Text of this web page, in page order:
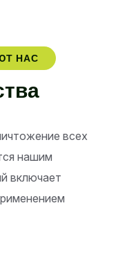
НАС
тва
всех
нашим
включает